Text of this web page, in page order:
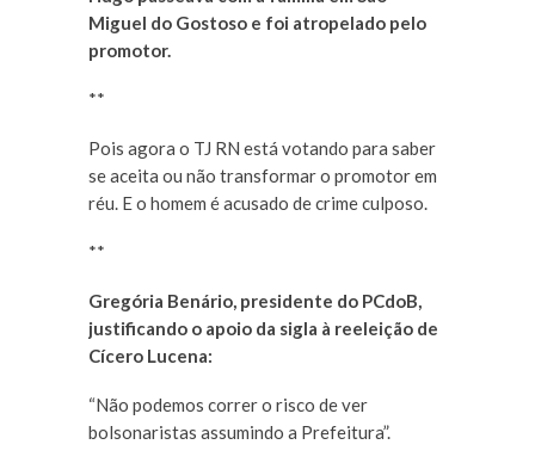
Miguel do Gostoso e foi atropelado pelo
promotor.
**
Pois agora o TJ RN está votando para saber
se aceita ou não transformar o promotor em
réu. E o homem é acusado de crime culposo.
**
Gregória Benário, presidente do PCdoB,
justificando o apoio da sigla à reeleição de
Cícero Lucena:
“Não podemos correr o risco de ver
bolsonaristas assumindo a Prefeitura”.